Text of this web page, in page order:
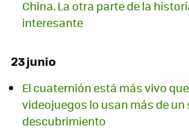
China. La otra parte de la
interesante
23 junio
El cuaternión está más vivo
videojuegos lo usan más de un
descubrimiento